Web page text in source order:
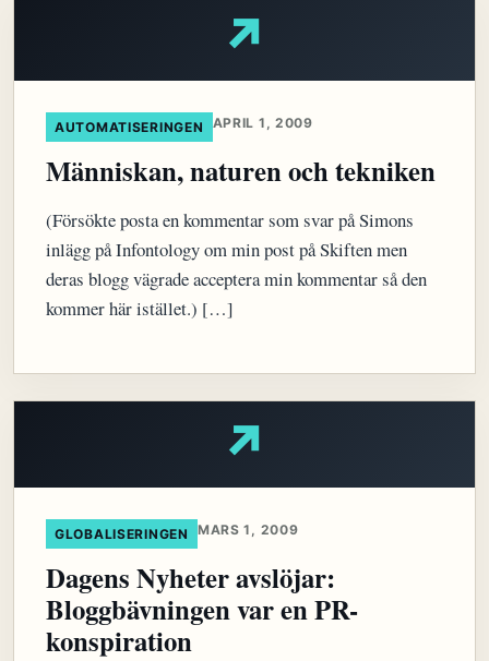
↗
AUTOMATISERINGEN APRIL 1, 2009
Människan, naturen och tekniken
(Försökte posta en kommentar som svar på Simons
inlägg på Infontology om min post på Skiften men
deras blogg vägrade acceptera min kommentar så den
kommer här istället.) […]
↗
GLOBALISERINGEN MARS 1, 2009
Dagens Nyheter avslöjar:
Bloggbävningen var en PR-
konspiration